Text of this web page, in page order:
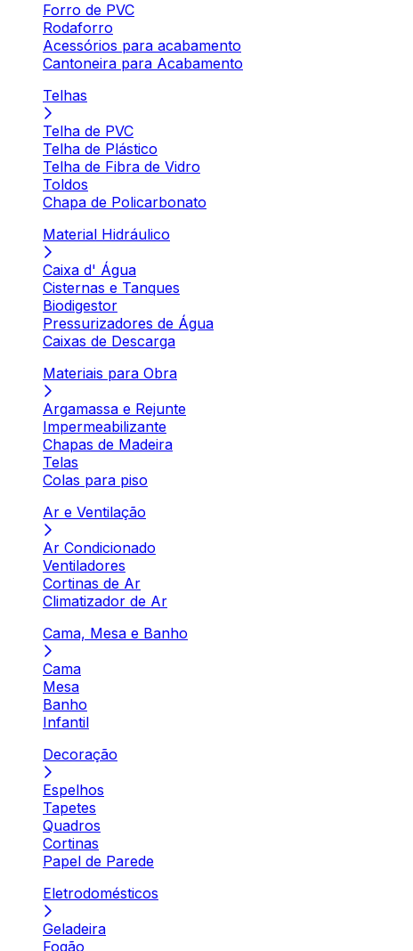
Forro de PVC
Rodaforro
Acessórios para acabamento
Cantoneira para Acabamento
Telhas
Telha de PVC
Telha de Plástico
Telha de Fibra de Vidro
Toldos
Chapa de Policarbonato
Material Hidráulico
Caixa d' Água
Cisternas e Tanques
Biodigestor
Pressurizadores de Água
Caixas de Descarga
Materiais para Obra
Argamassa e Rejunte
Impermeabilizante
Chapas de Madeira
Telas
Colas para piso
Ar e Ventilação
Ar Condicionado
Ventiladores
Cortinas de Ar
Climatizador de Ar
Cama, Mesa e Banho
Cama
Mesa
Banho
Infantil
Decoração
Espelhos
Tapetes
Quadros
Cortinas
Papel de Parede
Eletrodomésticos
Geladeira
Fogão